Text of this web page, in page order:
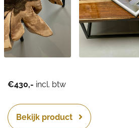
€430,- incl. btw
Bekijk product